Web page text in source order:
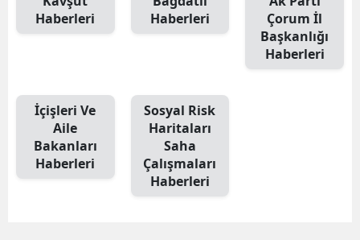
Haberleri
Haberleri
Çorum İl
Başkanlığı
Haberleri
İçişleri Ve
Aile
Bakanları
Haberleri
Sosyal Risk
Haritaları
Saha
Çalışmaları
Haberleri